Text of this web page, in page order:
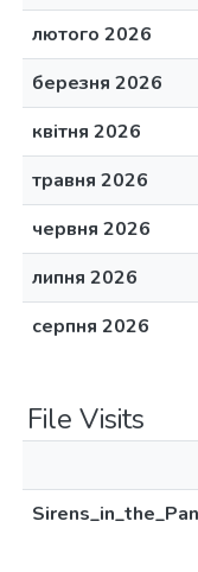
лютого 2026
березня 2026
квітня 2026
травня 2026
червня 2026
липня 2026
серпня 2026
File Visits